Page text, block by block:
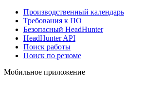
Производственный календарь
Требования к ПО
Безопасный HeadHunter
HeadHunter API
Поиск работы
Поиск по резюме
Мобильное приложение